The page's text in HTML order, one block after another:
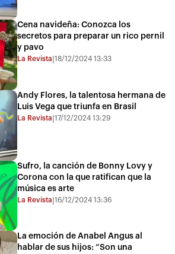
Cena navideña: Conozca los
secretos para preparar un rico pernil
y pavo
La Revista |18/12/2024 13:33
Andy Flores, la talentosa hermana de
Luis Vega que triunfa en Brasil
La Revista |17/12/2024 13:29
Sufro, la canción de Bonny Lovy y
Corona con la que ratifican que la
música es arte
La Revista |16/12/2024 13:36
La emoción de Anabel Angus al
hablar de sus hijos: “Son una